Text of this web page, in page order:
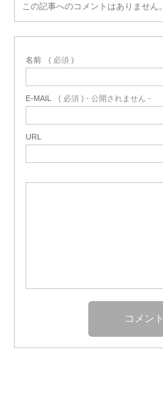
この記事へのコメントはありません。
名前 ( 必須 )
E-MAIL ( 必須 ) - 公開されません -
URL